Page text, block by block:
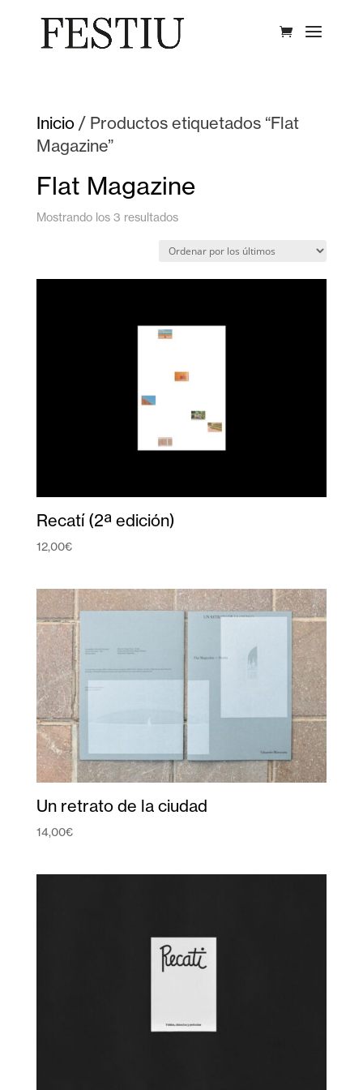
Inicio/ Productos etiquetados “Flat
Magazine”
Flat Magazine
Mostrando los 3 resultadosOrdenado
Recatí (2ª edición)
12,00€
Un retrato de la ciudad
14,00€